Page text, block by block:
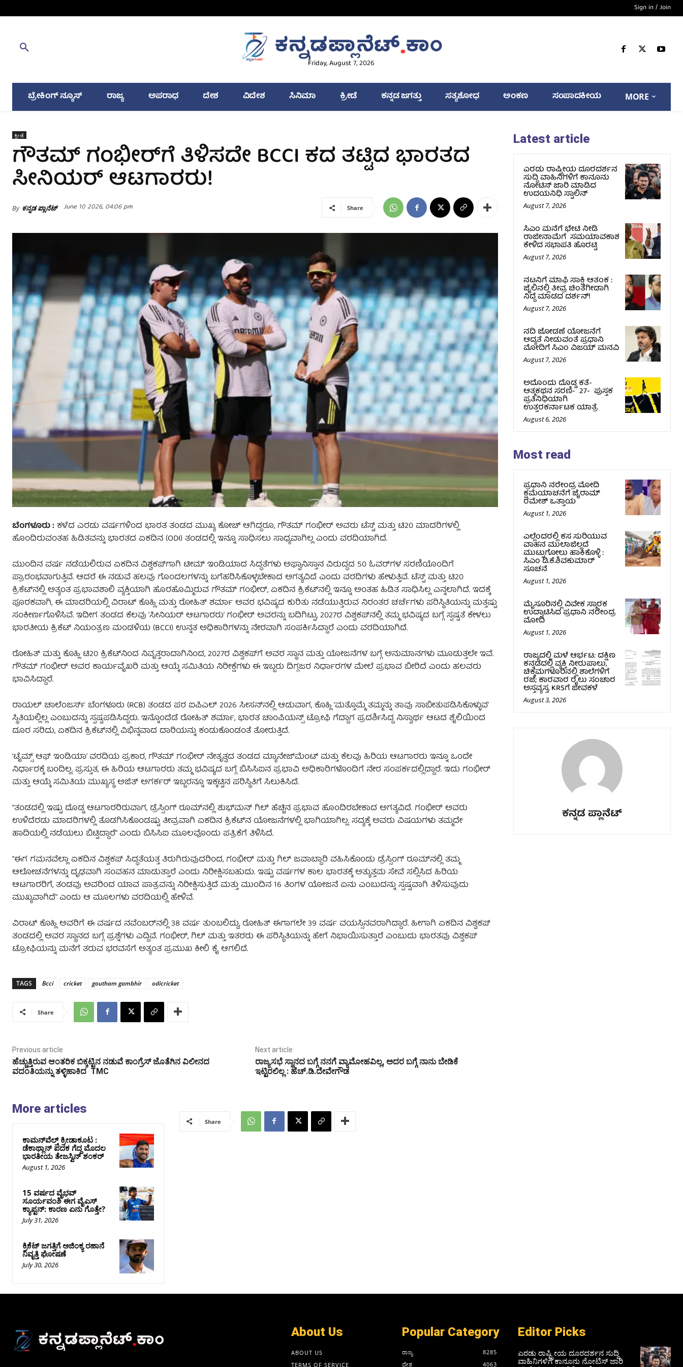
Sign in / Join
Friday, August 7, 2026
ಬ್ರೇಕಿಂಗ್ ನ್ಯೂಸ್ ರಾಜ್ಯ ಅಪರಾಧ ದೇಶ ವಿದೇಶ ಸಿನಿಮಾ ಕ್ರೀಡೆ ಕನ್ನಡ ಜಗತ್ತು ಸತ್ಯಶೋಧ ಅಂಕಣ ಸಂಪಾದಕೀಯ MORE
ಕ್ರೀಡೆ
ಗೌತಮ್ ಗಂಭೀರ್‌ಗೆ ತಿಳಿಸದೇ BCCI ಕದ ತಟ್ಟಿದ ಭಾರತದ
ಸೀನಿಯರ್ ಆಟಗಾರರು!
By ಕನ್ನಡ ಪ್ಲಾನೆಟ್ June 10 2026, 04:06 pm Share
ಬೆಂಗಳೂರು :ಕಳೆದ ಎರಡು ವರ್ಷಗಳಿಂದ ಭಾರತ ತಂಡದ ಮುಖ್ಯ ಕೋಚ್ ಆಗಿದ್ದರೂ, ಗೌತಮ್ ಗಂಭೀರ್ ಅವರು ಟೆಸ್ಟ್ ಮತ್ತು ಟಿ20 ಮಾದರಿಗಳಲ್ಲಿ
ಹೊಂದಿರುವಂತಹ ಹಿಡಿತವನ್ನು ಭಾರತದ ಏಕದಿನ (ODI) ತಂಡದಲ್ಲಿ ಇನ್ನೂ ಸಾಧಿಸಲು ಸಾಧ್ಯವಾಗಿಲ್ಲ ಎಂದು ವರದಿಯಾಗಿದೆ.
ಮುಂದಿನ ವರ್ಷ ನಡೆಯಲಿರುವ ಏಕದಿನ ವಿಶ್ವಕಪ್‌ಗಾಗಿ ಟೀಮ್ ಇಂಡಿಯಾದ ಸಿದ್ಧತೆಗಳು ಅಫ್ಘಾನಿಸ್ತಾನ ವಿರುದ್ಧದ 50 ಓವರ್‌ಗಳ ಸರಣಿಯೊಂದಿಗೆ
ಪ್ರಾರಂಭವಾಗುತ್ತಿವೆ. ಆದರೆ ಈ ನಡುವೆ ಹಲವು ಗೊಂದಲಗಳನ್ನು ಬಗೆಹರಿಸಿಕೊಳ್ಳಬೇಕಾದ ಅಗತ್ಯವಿದೆ ಎಂದು ವರದಿಗಳು ಹೇಳುತ್ತಿವೆ. ಟೆಸ್ಟ್ ಮತ್ತು ಟಿ20
ಕ್ರಿಕೆಟ್‌ನಲ್ಲಿ ಅತ್ಯಂತ ಪ್ರಭಾವಶಾಲಿ ವ್ಯಕ್ತಿಯಾಗಿ ಹೊರಹೊಮ್ಮಿರುವ ಗೌತಮ್ ಗಂಭೀರ್, ಏಕದಿನ ಕ್ರಿಕೆಟ್‌ನಲ್ಲಿ ಇನ್ನೂ ಅಂತಹ ಹಿಡಿತ ಸಾಧಿಸಿಲ್ಲ ಎನ್ನಲಾಗಿದೆ. ಇದಕ್ಕೆ
ಪೂರಕವಾಗಿ, ಈ ಮಾದರಿಯಲ್ಲಿ ವಿರಾಟ್ ಕೊಹ್ಲಿ ಮತ್ತು ರೋಹಿತ್ ಶರ್ಮಾ ಅವರ ಭವಿಷ್ಯದ ಕುರಿತು ನಡೆಯುತ್ತಿರುವ ನಿರಂತರ ಚರ್ಚೆಗಳು ಪರಿಸ್ಥಿತಿಯನ್ನು ಮತ್ತಷ್ಟು
ಸಂಕೀರ್ಣಗೊಳಿಸಿವೆ. ಇದೀಗ ತಂಡದ ಕೆಲವು ‘ಸೀನಿಯರ್ ಆಟಗಾರರು’ ಗಂಭೀರ್ ಅವರನ್ನು ಬದಿಗಿಟ್ಟು, 2027ರ ವಿಶ್ವಕಪ್‌ನಲ್ಲಿ ತಮ್ಮ ಭವಿಷ್ಯದ ಬಗ್ಗೆ ಸ್ಪಷ್ಟತೆ ಕೇಳಲು
ಭಾರತೀಯ ಕ್ರಿಕೆಟ್ ನಿಯಂತ್ರಣ ಮಂಡಳಿಯ (BCCI) ಉನ್ನತ ಅಧಿಕಾರಿಗಳನ್ನು ನೇರವಾಗಿ ಸಂಪರ್ಕಿಸಿದ್ದಾರೆ ಎಂದು ವರದಿಯಾಗಿದೆ.
ರೋಹಿತ್ ಮತ್ತು ಕೊಹ್ಲಿ ಟಿ20 ಕ್ರಿಕೆಟ್‌ನಿಂದ ನಿವೃತ್ತರಾದಾಗಿನಿಂದ, 2027ರ ವಿಶ್ವಕಪ್‌ಗೆ ಅವರ ಸ್ಥಾನ ಮತ್ತು ಯೋಜನೆಗಳ ಬಗ್ಗೆ ಅನುಮಾನಗಳು ಮೂಡುತ್ತಲೇ ಇವೆ.
ಗೌತಮ್ ಗಂಭೀರ್ ಅವರ ಕಾರ್ಯವೈಖರಿ ಮತ್ತು ಆಯ್ಕೆ ಸಮಿತಿಯ ನಿರೀಕ್ಷೆಗಳು ಈ ಇಬ್ಬರು ದಿಗ್ಗಜರ ನಿರ್ಧಾರಗಳ ಮೇಲೆ ಪ್ರಭಾವ ಬೀರಿದೆ ಎಂದು ಹಲವರು
ಭಾವಿಸಿದ್ದಾರೆ.
ರಾಯಲ್ ಚಾಲೆಂಜರ್ಸ್ ಬೆಂಗಳೂರು (RCB) ತಂಡದ ಪರ ಐಪಿಎಲ್ 2026 ಸೀಸನ್‌ನಲ್ಲಿ ಆಡುವಾಗ, ಕೊಹ್ಲಿ ‘ಮತ್ತೊಮ್ಮೆ ತಮ್ಮನ್ನು ತಾವು ಸಾಬೀತುಪಡಿಸಿಕೊಳ್ಳುವ’
ಸ್ಥಿತಿಯಲ್ಲಿಲ್ಲ ಎಂಬುದನ್ನು ಸ್ಪಷ್ಟಪಡಿಸಿದ್ದರು. ಇನ್ನೊಂದೆಡೆ ರೋಹಿತ್ ಶರ್ಮಾ, ಭಾರತ ಚಾಂಪಿಯನ್ಸ್ ಟ್ರೋಫಿ ಗೆದ್ದಾಗ ಪ್ರದರ್ಶಿಸಿದ್ದ ನಿಸ್ವಾರ್ಥ ಆಟದ ಶೈಲಿಯಿಂದ
ದೂರ ಸರಿದು, ಏಕದಿನ ಕ್ರಿಕೆಟ್‌ನಲ್ಲಿ ವಿಭಿನ್ನವಾದ ದಾರಿಯನ್ನು ಕಂಡುಕೊಂಡಂತೆ ತೋರುತ್ತಿದೆ.
‘ಟೈಮ್ಸ್ ಆಫ್ ಇಂಡಿಯಾ’ ವರದಿಯ ಪ್ರಕಾರ, ಗೌತಮ್ ಗಂಭೀರ್ ನೇತೃತ್ವದ ತಂಡದ ಮ್ಯಾನೇಜ್‌ಮೆಂಟ್ ಮತ್ತು ಕೆಲವು ಹಿರಿಯ ಆಟಗಾರರು ಇನ್ನೂ ಒಂದೇ
ನಿರ್ಧಾರಕ್ಕೆ ಬಂದಿಲ್ಲ. ಪ್ರಸ್ತುತ, ಈ ಹಿರಿಯ ಆಟಗಾರರು ತಮ್ಮ ಭವಿಷ್ಯದ ಬಗ್ಗೆ ಬಿಸಿಸಿಐನ ಪ್ರಭಾವಿ ಅಧಿಕಾರಿಗಳೊಂದಿಗೆ ನೇರ ಸಂಪರ್ಕದಲ್ಲಿದ್ದಾರೆ. ಇದು ಗಂಭೀರ್
ಮತ್ತು ಆಯ್ಕೆ ಸಮಿತಿಯ ಮುಖ್ಯಸ್ಥ ಅಜಿತ್ ಅಗರ್ಕರ್ ಇಬ್ಬರನ್ನೂ ಇಕ್ಕಟ್ಟಿನ ಪರಿಸ್ಥಿತಿಗೆ ಸಿಲುಕಿಸಿದೆ.
“ತಂಡದಲ್ಲಿ ಇಷ್ಟು ದೊಡ್ಡ ಆಟಗಾರರಿರುವಾಗ, ಡ್ರೆಸ್ಸಿಂಗ್ ರೂಮ್‌ನಲ್ಲಿ ಶುಭ್‌ಮನ್ ಗಿಲ್ ಹೆಚ್ಚಿನ ಪ್ರಭಾವ ಹೊಂದಿರಬೇಕಾದ ಅಗತ್ಯವಿದೆ. ಗಂಭೀರ್ ಅವರು
ಉಳಿದೆರಡು ಮಾದರಿಗಳಲ್ಲಿ ತೊಡಗಿಸಿಕೊಂಡಷ್ಟು ತೀವ್ರವಾಗಿ ಏಕದಿನ ಕ್ರಿಕೆಟ್‌ನ ಯೋಜನೆಗಳಲ್ಲಿ ಭಾಗಿಯಾಗಿಲ್ಲ. ಸದ್ಯಕ್ಕೆ ಅವರು ವಿಷಯಗಳು ತಮ್ಮದೇ
ಹಾದಿಯಲ್ಲಿ ನಡೆಯಲು ಬಿಟ್ಟಿದ್ದಾರೆ” ಎಂದು ಬಿಸಿಸಿಐ ಮೂಲವೊಂದು ಪತ್ರಿಕೆಗೆ ತಿಳಿಸಿದೆ.
“ಈಗ ಗಮನವೆಲ್ಲಾ ಏಕದಿನ ವಿಶ್ವಕಪ್ ಸಿದ್ಧತೆಯತ್ತ ತಿರುಗಿರುವುದರಿಂದ, ಗಂಭೀರ್ ಮತ್ತು ಗಿಲ್ ಜವಾಬ್ದಾರಿ ವಹಿಸಿಕೊಂಡು ಡ್ರೆಸ್ಸಿಂಗ್ ರೂಮ್‌ನಲ್ಲಿ ತಮ್ಮ
ಆಲೋಚನೆಗಳನ್ನು ದೃಢವಾಗಿ ಸಂವಹನ ಮಾಡುತ್ತಾರೆ ಎಂದು ನಿರೀಕ್ಷಿಸಬಹುದು. ಇಷ್ಟು ವರ್ಷಗಳ ಕಾಲ ಭಾರತಕ್ಕೆ ಅತ್ಯುತ್ತಮ ಸೇವೆ ಸಲ್ಲಿಸಿದ ಹಿರಿಯ
ಆಟಗಾರರಿಗೆ, ತಂಡವು ಅವರಿಂದ ಯಾವ ಪಾತ್ರವನ್ನು ನಿರೀಕ್ಷಿಸುತ್ತಿದೆ ಮತ್ತು ಮುಂದಿನ 16 ತಿಂಗಳ ಯೋಜನೆ ಏನು ಎಂಬುದನ್ನು ಸ್ಪಷ್ಟವಾಗಿ ತಿಳಿಸುವುದು
ಮುಖ್ಯವಾಗಿದೆ” ಎಂದು ಆ ಮೂಲಗಳು ವರದಿಯಲ್ಲಿ ಹೇಳಿವೆ.
ವಿರಾಟ್ ಕೊಹ್ಲಿ ಅವರಿಗೆ ಈ ವರ್ಷದ ನವೆಂಬರ್‌ನಲ್ಲಿ 38 ವರ್ಷ ತುಂಬಲಿದ್ದು, ರೋಹಿತ್ ಈಗಾಗಲೇ 39 ವರ್ಷ ವಯಸ್ಸಿನವರಾಗಿದ್ದಾರೆ. ಹೀಗಾಗಿ ಏಕದಿನ ವಿಶ್ವಕಪ್
ತಂಡದಲ್ಲಿ ಅವರ ಸ್ಥಾನದ ಬಗ್ಗೆ ಪ್ರಶ್ನೆಗಳು ಎದ್ದಿವೆ. ಗಂಭೀರ್, ಗಿಲ್ ಮತ್ತು ಇತರರು ಈ ಪರಿಸ್ಥಿತಿಯನ್ನು ಹೇಗೆ ನಿಭಾಯಿಸುತ್ತಾರೆ ಎಂಬುದು ಭಾರತವು ವಿಶ್ವಕಪ್
ಟ್ರೋಫಿಯನ್ನು ಮನೆಗೆ ತರುವ ಭರವಸೆಗೆ ಅತ್ಯಂತ ಪ್ರಮುಖ ಕೀಲಿ ಕೈ ಆಗಲಿದೆ.
TAGS Bcci cricket goutham gambhir odicricket
Share
Previous article
ಹೆಚ್ಚುತ್ತಿರುವ ಆಂತರಿಕ ಬಿಕ್ಕಟ್ಟಿನ ನಡುವೆ ಕಾಂಗ್ರೆಸ್ ಜೊತೆಗಿನ ವಿಲೀನದ
ವದಂತಿಯನ್ನು ತಳ್ಳಿಹಾಕಿದ TMC
Next article
ರಾಜ್ಯಸಭೆ ಸ್ಥಾನದ ಬಗ್ಗೆ ನನಗೆ ವ್ಯಾಮೋಹವಿಲ್ಲ, ಅದರ ಬಗ್ಗೆ ನಾನು ಬೇಡಿಕೆ
ಇಟ್ಟಿರಲಿಲ್ಲ : ಹೆಚ್.ಡಿ.ದೇವೇಗೌಡ
More articles
ಕಾಮನ್‌ವೆಲ್ತ್ ಕ್ರೀಡಾಕೂಟ :
ಡೆಕಾಥ್ಲಾನ್ ಪದಕ ಗೆದ್ದ ಮೊದಲ
ಭಾರತೀಯ ತೇಜಸ್ವಿನ್ ಶಂಕರ್
August 1, 2026
15 ವರ್ಷದ ವೈಭವ್
ಸೂರ್ಯವಂಶಿ ಈಗ ವೈಎಸ್
ಕ್ಯಾಪ್ಟನ್: ಕಾರಣ ಏನು ಗೊತ್ತೇ?
July 31, 2026
ಕ್ರಿಕೆಟ್‌ ಜಗತ್ತಿಗೆ ಅಜಿಂಕ್ಯ ರಹಾನೆ
ನಿವೃತ್ತಿ ಘೋಷಣೆ
July 30, 2026
Share
Latest article
ಎರಡು ರಾಷ್ಟ್ರೀಯ ದೂರದರ್ಶನ
ಸುದ್ದಿ ವಾಹಿನಿಗಳಿಗೆ ಕಾನೂನು
ನೋಟಿಸ್ ಜಾರಿ ಮಾಡಿದ
ಉದಯನಿಧಿ ಸ್ಟಾಲಿನ್
August 7, 2026
ಸಿಎಂ ಮನೆಗೆ ಭೇಟಿ ನೀಡಿ
ರಾಜೀನಾಮೆಗೆ ಸಮಯಾವಕಾಶ
ಕೇಳಿದ ಸಭಾಪತಿ ಹೊರಟ್ಟಿ
August 7, 2026
ನಟನಿಗೆ ಮಾಫಿ ಸಾಕ್ಷಿ ಆತಂಕ :
ಜೈಲಿನಲ್ಲಿ ತೀವ್ರ ಚಿಂತೆಗೀಡಾಗಿ
ನಿದ್ದೆ ಮಾಡದ ದರ್ಶನ್!
August 7, 2026
ನದಿ ಜೋಡಣೆ ಯೋಜನೆಗೆ
ಆದ್ಯತೆ ನೀಡುವಂತೆ ಪ್ರಧಾನಿ
ಮೋದಿಗೆ ಸಿಎಂ ವಿಜಯ್‌ ಮನವಿ
August 7, 2026
ಅದೊಂದು ದೊಡ್ಡ ಕತೆ-
ಆತ್ಮಕಥನ ಸರಣಿ- 27- ಪುಸ್ತಕ
ಪ್ರತಿನಿಧಿಯಾಗಿ
ಉತ್ತರಕರ್ನಾಟಕ ಯಾತ್ರೆ
August 6, 2026
Most read
ಪ್ರಧಾನಿ ನರೇಂದ್ರ ಮೋದಿ
ಕ್ಷಮೆಯಾಚನೆಗೆ ಜೈರಾಮ್
ರಮೇಶ್ ಒತ್ತಾಯ
August 1, 2026
ಎಲ್ಲೆಂದರಲ್ಲಿ ಕಸ ಸುರಿಯುವ
ವಾಹನ ಮುಲಾಜಿಲ್ಲದೆ
ಮುಟ್ಟುಗೋಲು ಹಾಕಿಕೊಳ್ಳಿ :
ಸಿಎಂ ಡಿ.ಕೆ.ಶಿವಕುಮಾರ್‌
ಸೂಚನೆ
August 1, 2026
ಮೈಸೂರಿನಲ್ಲಿ ವಿವೇಕ ಸ್ಮಾರಕ
ಉದ್ಘಾಟಿಸಿದ ಪ್ರಧಾನಿ ನರೇಂದ್ರ
ಮೋದಿ
August 1, 2026
ರಾಜ್ಯದಲ್ಲಿ ಮಳೆ ಆರ್ಭಟ: ದಕ್ಷಿಣ
ಕನ್ನಡದಲ್ಲಿ ವ್ಯಕ್ತಿ ನೀರುಪಾಲು,
ಚಿಕ್ಕಮಗಳೂರಿನಲ್ಲಿ ಶಾಲೆಗಳಿಗೆ
ರಜೆ; ಕಾರವಾರ ರೈಲು ಸಂಚಾರ
ಅಸ್ತವ್ಯಸ್ತ, KRSಗೆ ಜೀವಕಳೆ
August 3, 2026
ಕನ್ನಡ ಪ್ಲಾನೆಟ್
About Us
ABOUT US
TERMS OF SERVICE
Popular Category
ರಾಜ್ಯ
8285
ದೇಶ
4063
Editor Picks
ಎರಡು ರಾಷ್ಟ್ರೀಯ ದೂರದರ್ಶನ ಸುದ್ದಿ
ವಾಹಿನಿಗಳಿಗೆ ಕಾನೂನು ನೋಟಿಸ್ ಜಾರಿ